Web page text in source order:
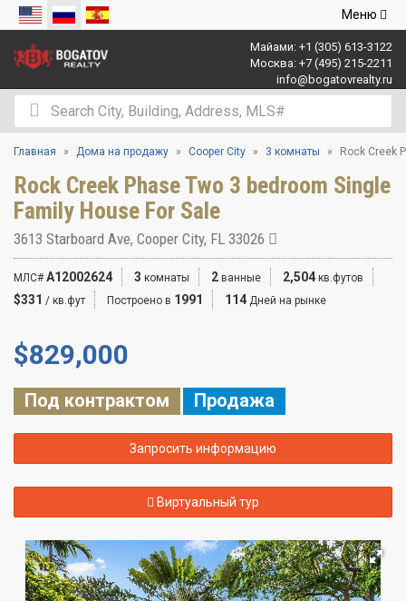
Открыть
Меню
Майами: +1 (305) 613-3122
Москва: +7 (495) 215-2211
info@bogatovrealty.ru
Главная Дома на продажу Cooper City 3 комнаты Rock Creek
Rock Creek Phase Two 3 bedroom Single
Family House For Sale
3613 Starboard Ave, Cooper City, FL 33026
МЛС# A12002624 3 комнаты 2 ванные 2,504 кв.футов
$331 / кв.фут Построено в 1991 114 Дней на рынке
$829,000
Под контрактом Продажа
Запросить информацию
Виртуальный тур